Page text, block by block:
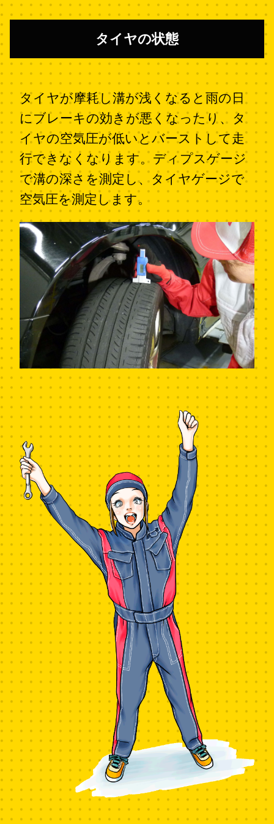
タイヤの状態
タイヤが摩耗し溝が浅くなると雨の日
にブレーキの効きが悪くなったり、タ
イヤの空気圧が低いとバーストして走
行できなくなります。ディプスゲージ
で溝の深さを測定し、タイヤゲージで
空気圧を測定します。